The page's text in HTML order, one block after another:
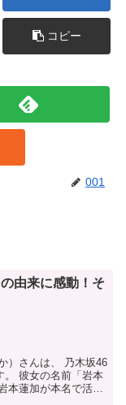
コピー
001
由来に感動！そ
）さんは、 乃木坂46
。 彼女の名前「岩本
蓮加が本名で活動